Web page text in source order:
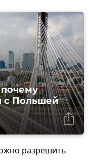
с Польшей
разрешить